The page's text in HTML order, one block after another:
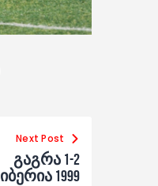
Next Post
გაგრა 1-2
იბერია 1999